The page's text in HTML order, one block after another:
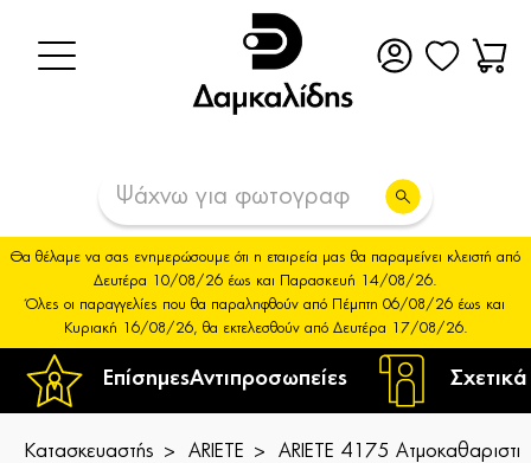
ΕπίσημεςΑντιπροσωπείες
Θα θέλαμε να σας ενημερώσουμε ότι η εταιρεία μας θα παραμείνει κλειστή από
Δευτέρα 10/08/26 έως και Παρασκευή 14/08/26.
Όλες οι παραγγελίες που θα παραληφθούν από Πέμπτη 06/08/26 έως και
Κυριακή 16/08/26, θα εκτελεσθούν από Δευτέρα 17/08/26.
Κατασκευαστής ARIETE ARIETE 4175